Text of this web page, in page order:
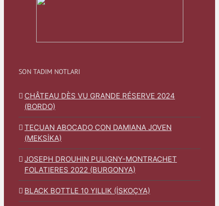
SON TADIM NOTLARI
CHÂTEAU DÈS VU GRANDE RÉSERVE 2024
(BORDO)
TECUAN ABOCADO CON DAMIANA JOVEN
(MEKSİKA)
JOSEPH DROUHIN PULIGNY-MONTRACHET
FOLATIERES 2022 (BURGONYA)
BLACK BOTTLE 10 YILLIK (İSKOÇYA)